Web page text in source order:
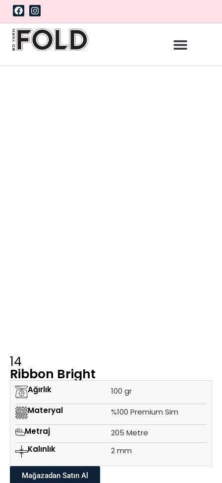
14
Ribbon Bright
Ağırlık
100 gr
Materyal
%100 Premium Sim
Metraj
205 Metre
Kalınlık
2 mm
Mağazadan Satın Al